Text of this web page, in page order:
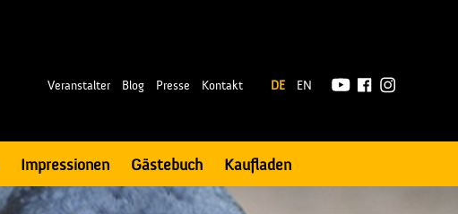
Veranstalter Blog Presse Kontakt DE EN
Impressionen Gästebuch Kaufladen